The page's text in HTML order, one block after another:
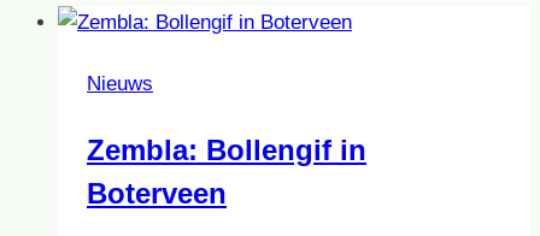
Nieuws
Zembla: Bollengif in
Boterveen